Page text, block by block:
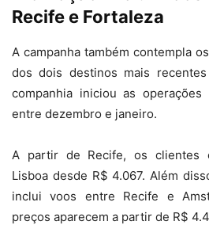
Recife e Fortaleza
A campanha também contempla
dos dois destinos mais
companhia iniciou as
entre dezembro e janeiro.
A partir de Recife, os clientes
Lisboa desde R$ 4.067. Além
inclui voos entre Recife e
preços aparecem a partir de R$